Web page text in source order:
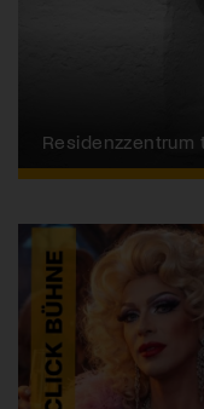
Migros-
Residenzzentrum
Tanzszene